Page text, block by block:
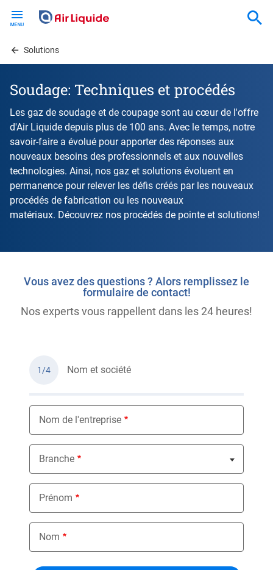
contentSolutions
Soudage: Techniques et procédés
Les gaz de soudage et de coupage sont au cœur de l'offre
d'Air Liquide depuis plus de 100 ans. Avec le temps, notre
savoir-faire a évolué pour apporter des réponses aux
nouveaux besoins des professionnels et aux nouvelles
technologies. Ainsi, nos gaz et solutions évoluent en
permanence pour relever les défis créés par les nouveaux
procédés de fabrication ou les nouveaux
matériaux. Découvrez nos procédés de pointe et solutions!
Vous avez des questions ? Alors remplissez le
formulaire de contact!
Nos experts vous rappellent dans les 24 heures!
1/4 Nom et société
Nom de l'entreprise
Branche
Nothing selected
Prénom
Nom